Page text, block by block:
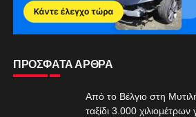
ΠΡΟΣΦΑΤΑ ΑΡΘΡΑ
Από το Βέλγιο στη
ταξίδι 3.000